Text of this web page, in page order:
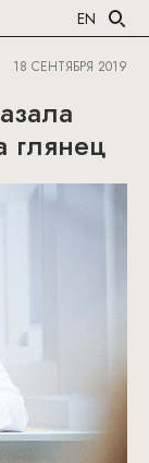
EN
18 СЕНТЯБРЯ 2019
глянец